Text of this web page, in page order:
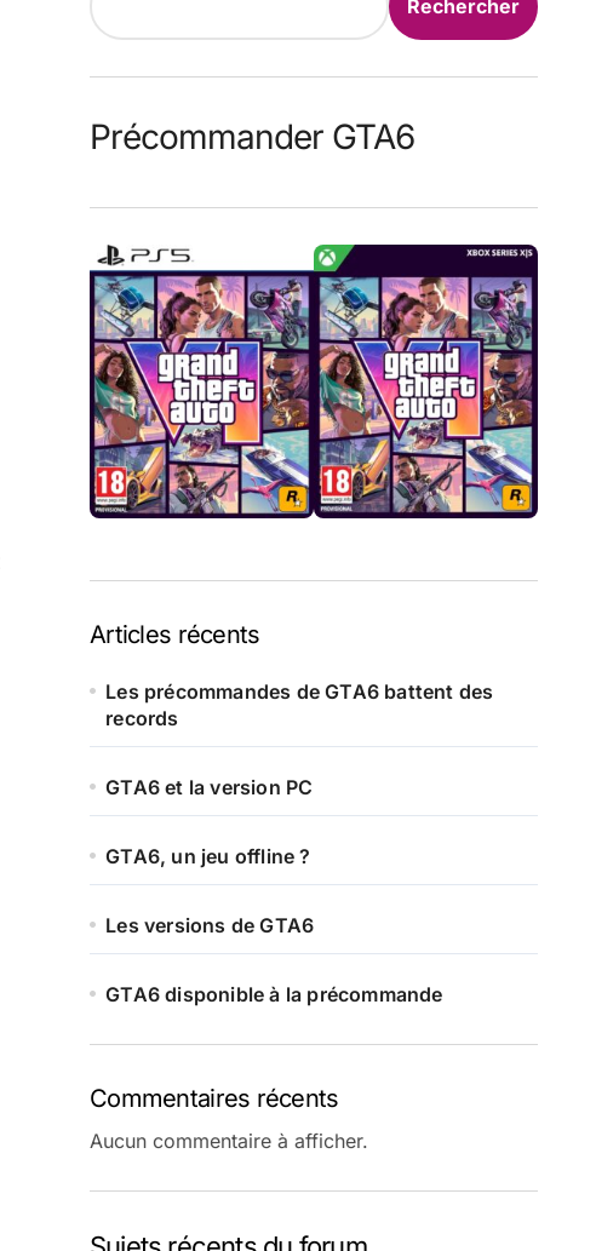
Rechercher
Précommander GTA6
Articles récents
Les précommandes de GTA6 battent des
records
GTA6 et la version PC
GTA6, un jeu offline ?
Les versions de GTA6
GTA6 disponible à la précommande
Commentaires récents
Aucun commentaire à afficher.